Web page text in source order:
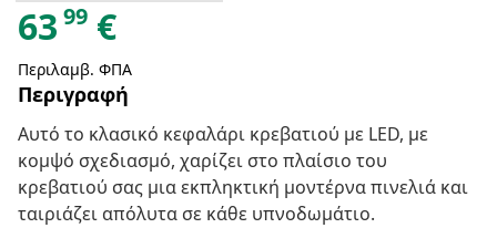
63 99 €
Περιλαμβ. ΦΠΑ
Περιγραφή
Αυτό το κλασικό κεφαλάρι κρεβατιού με LED, με
κομψό σχεδιασμό, χαρίζει στο πλαίσιο του
κρεβατιού σας μια εκπληκτική μοντέρνα πινελιά και
ταιριάζει απόλυτα σε κάθε υπνοδωμάτιο.